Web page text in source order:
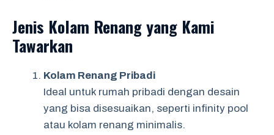
Jenis Kolam Renang yang Kami
Tawarkan
Kolam Renang Pribadi
Ideal untuk rumah pribadi dengan desain
yang bisa disesuaikan, seperti infinity pool
atau kolam renang minimalis.